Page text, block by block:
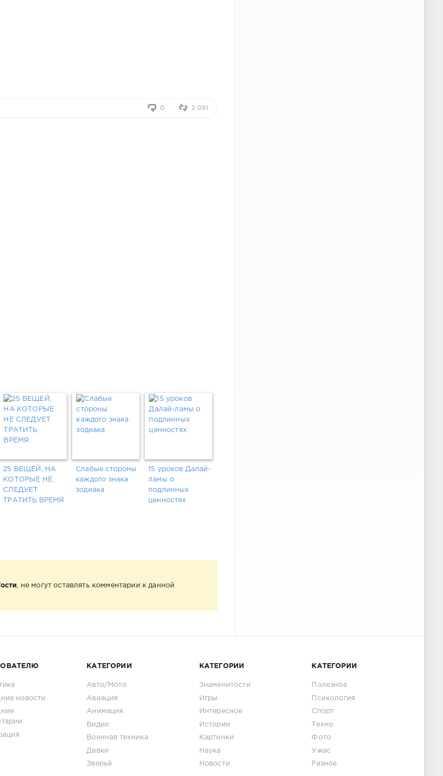
0 2 091
25 ВЕЩЕЙ, НА
КОТОРЫЕ НЕ
СЛЕДУЕТ
ТРАТИТЬ ВРЕМЯ
Слабые стороны
каждого знака
зодиака
15 уроков Далай-
ламы о
подлинных
ценностях
, не могут оставлять комментарии к данной
новости
КАТЕГОРИИ
Авто/Мото
Авиация
Анимация
Видео
Военная техника
Девки
Зверьё
КАТЕГОРИИ
Знаменитости
Игры
Интересное
Истории
Картинки
Наука
Новости
КАТЕГОРИИ
Полезное
Психология
Спорт
Техно
Фото
Ужас
Разное